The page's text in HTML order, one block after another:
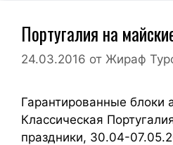
Португалия на
24.03.2016 от Жираф
Гарантированные блоки
Классическая
праздники, 30.04-